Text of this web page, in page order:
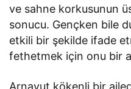
ve sahne korkusunun
sonucu. Gençken bile
etkili bir şekilde ifade
fethetmek için onu bir
Arnavut kökenli bir